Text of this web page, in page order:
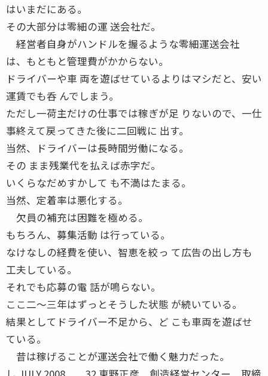
はいまだにある。
その大部分は零細の運 送会社だ。
経営者自身がハンドルを握るような零細運送会社
は、もともと管理費がかからない。
ドライバーや車 両を遊ばせているよりはマシだと、安い
運賃でも呑 んでしまう。
ただし一荷主だけの仕事では稼ぎが足 りないので、一仕
事終えて戻ってきた後に二回戦に 出す。
当然、ドライバーは長時間労働になる。
その まま残業代を払えば赤字だ。
いくらなだめすかして も不満はたまる。
当然、定着率は悪化する。
欠員の補充は困難を極める。
もちろん、募集活動 は行っている。
なけなしの経費を使い、智恵を絞っ て広告の出し方も
工夫している。
それでも応募の電 話が鳴らない。
ここ二〜三年はずっとそうした状態 が続いている。
結果としてドライバー不足から、ど こも車両を遊ばせ
ている。
昔は稼げることが運送会社で働く魅力だった。